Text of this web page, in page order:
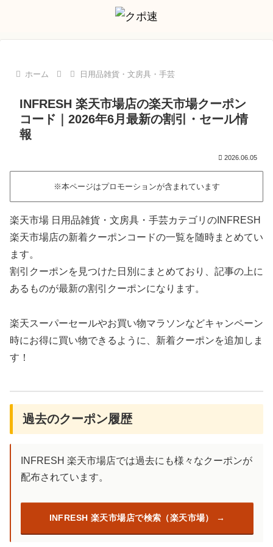
ホーム 日用品雑貨・文房具・手芸
INFRESH 楽天市場店の楽天市場クーポン
コード｜2026年6月最新の割引・セール情
報
2026.06.05
※本ページはプロモーションが含まれています
楽天市場 日用品雑貨・文房具・手芸カテゴリのINFRESH
楽天市場店の新着クーポンコードの一覧を随時まとめてい
ます。
割引クーポンを見つけた日別にまとめており、記事の上に
あるものが最新の割引クーポンになります。
楽天スーパーセールやお買い物マラソンなどキャンペーン
時にお得に買い物できるように、新着クーポンを追加しま
す！
過去のクーポン履歴
INFRESH 楽天市場店では過去にも様々なクーポンが
配布されています。
INFRESH 楽天市場店で検索（楽天市場）